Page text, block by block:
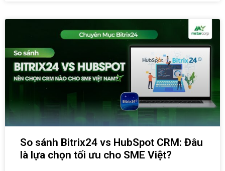
So sánh Bitrix24 vs HubSpot CRM: Đâu
là lựa chọn tối ưu cho SME Việt?